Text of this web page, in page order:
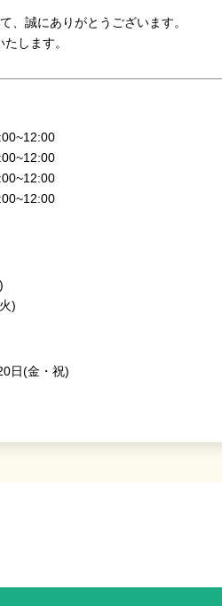
、誠にありがとうございます。
します。
)
日(金・祝)